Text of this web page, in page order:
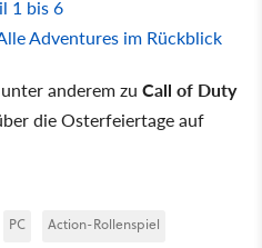
1 bis 6
Adventures im Rückblick
anderem zu Call of Duty
die Osterfeiertage auf
PC Action-Rollenspiel